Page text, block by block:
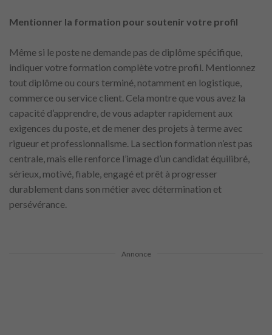
Mentionner la formation pour soutenir votre profil
Même si le poste ne demande pas de diplôme spécifique,
indiquer votre formation complète votre profil. Mentionnez
tout diplôme ou cours terminé, notamment en logistique,
commerce ou service client. Cela montre que vous avez la
capacité d’apprendre, de vous adapter rapidement aux
exigences du poste, et de mener des projets à terme avec
rigueur et professionnalisme. La section formation n’est pas
centrale, mais elle renforce l’image d’un candidat équilibré,
sérieux, motivé, fiable, engagé et prêt à progresser
durablement dans son métier avec détermination et
persévérance.
Annonce